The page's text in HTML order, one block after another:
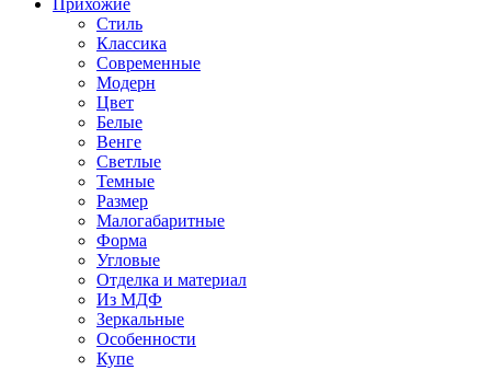
Прихожие
Стиль
Классика
Современные
Модерн
Цвет
Белые
Венге
Светлые
Темные
Размер
Малогабаритные
Форма
Угловые
Отделка и материал
Из МДФ
Зеркальные
Особенности
Купе